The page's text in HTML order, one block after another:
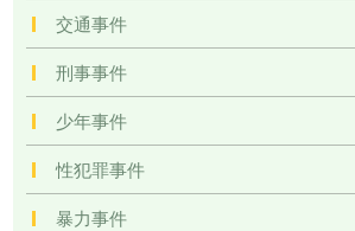
交通事件
刑事事件
少年事件
性犯罪事件
暴力事件